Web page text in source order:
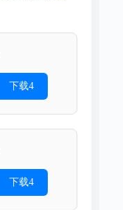
下载4
下载4